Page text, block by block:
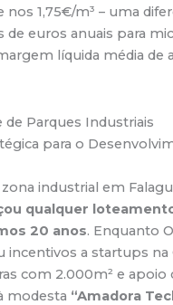
nos 1,75€/m³ – uma
de euros anuais para
líquida média de
de Parques Industriais
para o
industrial em
qualquer
20 anos. Enquanto
a startups na
com 2.000m² e apoio
modesta “Amadora